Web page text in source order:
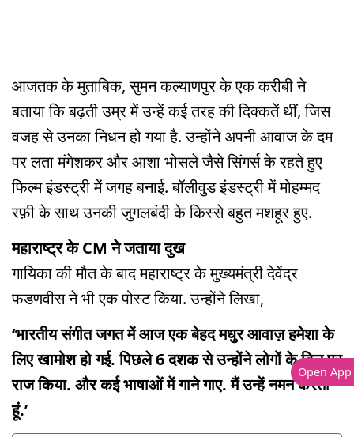
आजतक के मुताबिक, सुमन कल्याणपुर के एक करीबी ने
बताया कि बढ़ती उम्र में उन्हें कई तरह की दिक्कतें थीं, जिस
वजह से उनका निधन हो गया है. उन्होंने अपनी आवाज के दम
पर लता मंगेशकर और आशा भोसले जैसे सिंगर्स के रहते हुए
फिल्म इंडस्ट्री में जगह बनाई. बॉलीवुड इंडस्ट्री में मोहम्मद
रफ़ी के साथ उनकी जुगलबंदी के किस्से बहुत मशहूर हुए.
महाराष्ट्र के CM ने जताया दुख
गायिका की मौत के बाद महाराष्ट्र के मुख्यमंत्री देवेंद्र
फडणवीस ने भी एक पोस्ट किया. उन्होंने लिखा,
‘भारतीय संगीत जगत में आज एक बेहद मधुर आवाज़ हमेशा के
लिए खामोश हो गई. पिछले 6 दशक से उन्होंने लोगों के दिल पर
राज किया. और कई भाषाओं में गाने गाए. मैं उन्हें नमन करता
हूं.’
Open App